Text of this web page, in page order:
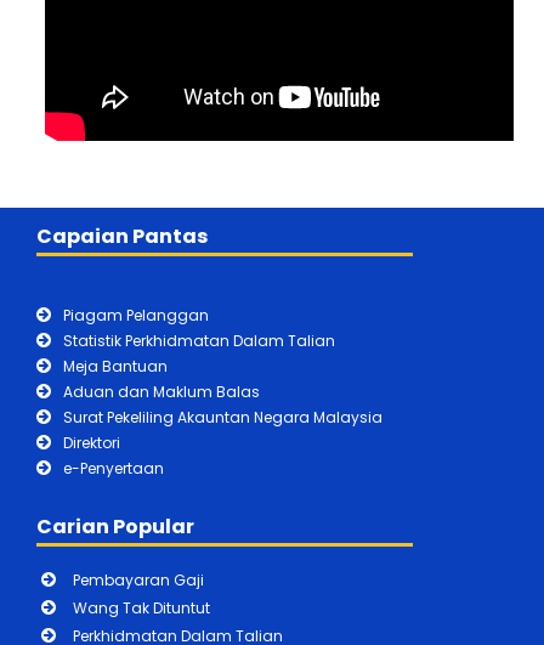
Capaian Pantas
Piagam Pelanggan
Statistik Perkhidmatan Dalam Talian
Meja Bantuan
Aduan dan Maklum Balas
Surat Pekeliling Akauntan Negara Malaysia
Direktori
e-Penyertaan
Carian Popular
Pembayaran Gaji
Wang Tak Dituntut
Perkhidmatan Dalam Talian